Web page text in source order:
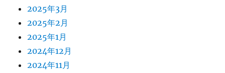
2025年3月
2025年2月
2025年1月
2024年12月
2024年11月